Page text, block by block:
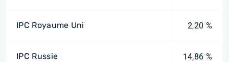
IPC Royaume Uni 2,20 %
IPC Russie 14,86 %